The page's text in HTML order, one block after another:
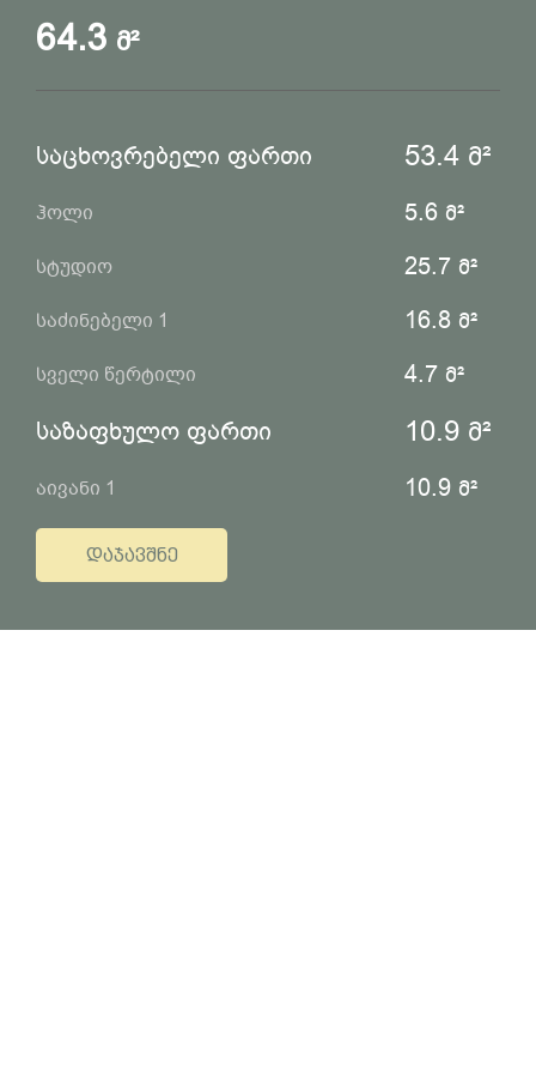
64.3 მ²
საცხოვრებელი ფართი 53.4 მ²
ჰოლი 5.6 მ²
სტუდიო 25.7 მ²
საძინებელი 1 16.8 მ²
სველი წერტილი 4.7 მ²
საზაფხულო ფართი 10.9 მ²
აივანი 1 10.9 მ²
ᲓᲐᲯᲐᲕᲨᲜᲔ